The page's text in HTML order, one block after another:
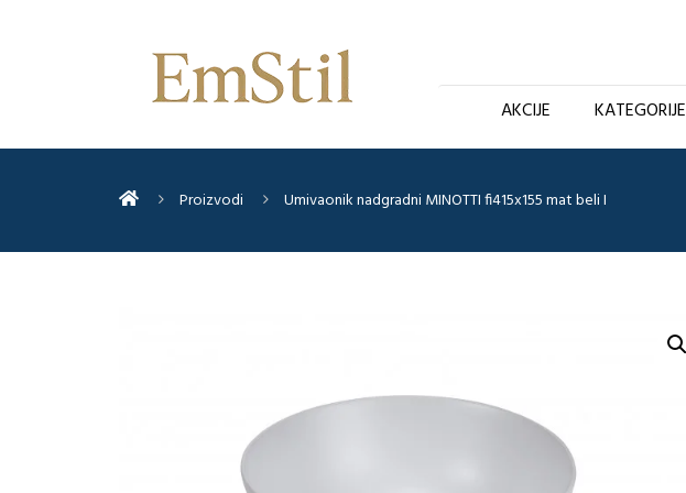
AKCIJE KATEGORIJE
Proizvodi Umivaonik nadgradni MINOTTI fi415x155 mat beli I